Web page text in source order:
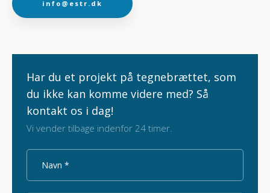
info@estr.dk
Har du et pr​ojekt på tegnebrættet, som
du ikke kan komme videre​ med?​ Så
kontakt os i dag!
Vi vender tilbage indenfor 24 timer.